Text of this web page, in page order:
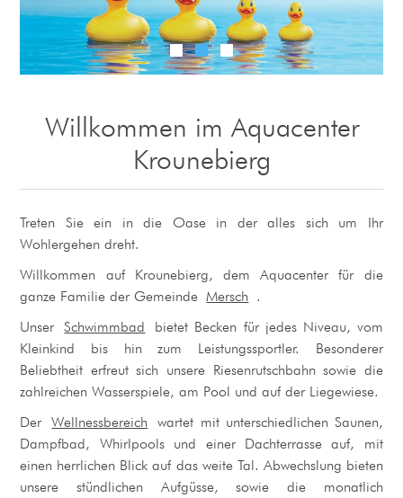
Willkommen im Aquacenter
Krounebierg
Treten Sie ein in die Oase in der alles sich um Ihr
Wohlergehen dreht.
Willkommen auf Krounebierg, dem Aquacenter für die
ganze Familie der GemeindeMersch .
UnserSchwimmbad bietet Becken für jedes Niveau, vom
Kleinkind bis hin zum Leistungssportler. Besonderer
Beliebtheit erfreut sich unsere Riesenrutschbahn sowie die
zahlreichen Wasserspiele, am Pool und auf der Liegewiese.
DerWellnessbereich wartet mit unterschiedlichen Saunen,
Dampfbad, Whirlpools und einer Dachterrasse auf, mit
einen herrlichen Blick auf das weite Tal. Abwechslung bieten
unsere stündlichen Aufgüsse, sowie die monatlich